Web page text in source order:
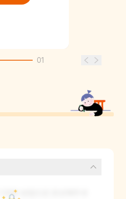
01
양한 방법으로 완성해주세